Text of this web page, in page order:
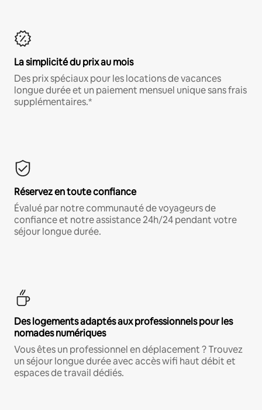
La simplicité du prix au mois
Des prix spéciaux pour les locations de vacances
longue durée et un paiement mensuel unique sans frais
supplémentaires.*
Réservez en toute confiance
Évalué par notre communauté de voyageurs de
confiance et notre assistance 24h/24 pendant votre
séjour longue durée.
Des logements adaptés aux professionnels pour les
nomades numériques
Vous êtes un professionnel en déplacement ? Trouvez
un séjour longue durée avec accès wifi haut débit et
espaces de travail dédiés.